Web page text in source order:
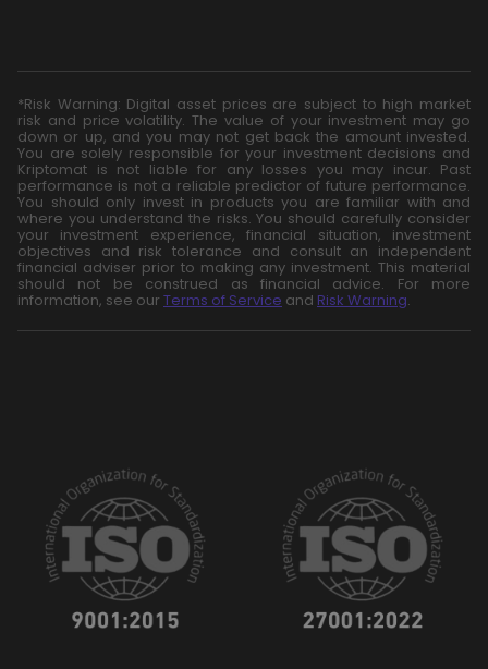
*Risk Warning: Digital asset prices are subject to high market
risk and price volatility. The value of your investment may go
down or up, and you may not get back the amount invested.
You are solely responsible for your investment decisions and
Kriptomat is not liable for any losses you may incur. Past
performance is not a reliable predictor of future performance.
You should only invest in products you are familiar with and
where you understand the risks. You should carefully consider
your investment experience, financial situation, investment
objectives and risk tolerance and consult an independent
financial adviser prior to making any investment. This material
should not be construed as financial advice. For more
information, see our Terms of Service and Risk Warning.